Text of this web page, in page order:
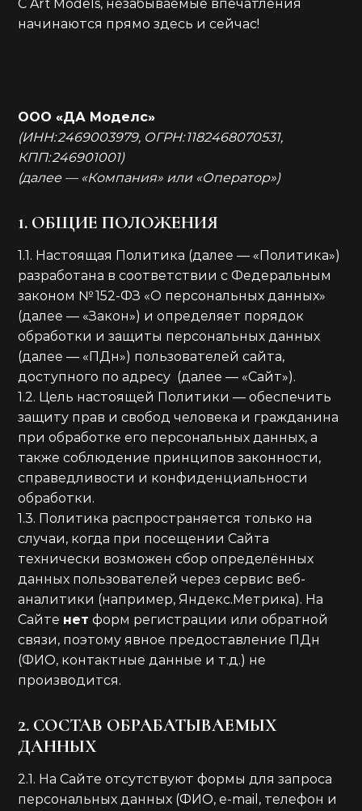
С Art Models, незабываемые впечатления
начинаются прямо здесь и сейчас!
ООО «ДА Моделс»
(ИНН: 2469003979, ОГРН: 1182468070531,
КПП: 246901001)
(далее — «Компания» или «Оператор»)
1. ОБЩИЕ ПОЛОЖЕНИЯ
1.1. Настоящая Политика (далее — «Политика»)
разработана в соответствии с Федеральным
законом № 152-ФЗ «О персональных данных»
(далее — «Закон») и определяет порядок
обработки и защиты персональных данных
(далее — «ПДн») пользователей сайта,
доступного по адресу (далее — «Сайт»).
1.2. Цель настоящей Политики — обеспечить
защиту прав и свобод человека и гражданина
при обработке его персональных данных, а
также соблюдение принципов законности,
справедливости и конфиденциальности
обработки.
1.3. Политика распространяется только на
случаи, когда при посещении Сайта
технически возможен сбор определённых
данных пользователей через сервис веб-
аналитики (например, Яндекс.Метрика). На
Сайте нет форм регистрации или обратной
связи, поэтому явное предоставление ПДн
(ФИО, контактные данные и т.д.) не
производится.
2. СОСТАВ ОБРАБАТЫВАЕМЫХ
ДАННЫХ
2.1. На Сайте отсутствуют формы для запроса
персональных данных (ФИО, e-mail, телефон и